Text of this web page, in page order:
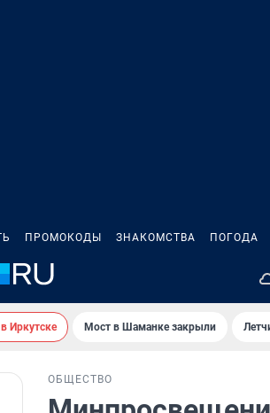
ПРОМОКОДЫ ЗНАКОМСТВА ПОГОДА
Иркутске Мост в Шаманке закрыли
ОБЩЕСТВО